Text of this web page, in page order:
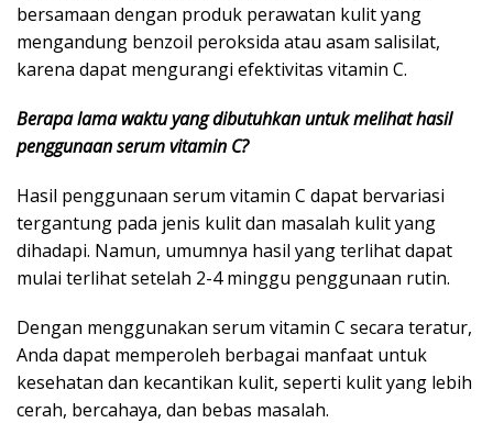
bersamaan dengan produk perawatan kulit yang
mengandung benzoil peroksida atau asam salisilat,
karena dapat mengurangi efektivitas vitamin C.
Berapa lama waktu yang dibutuhkan untuk melihat hasil
penggunaan serum vitamin C?
Hasil penggunaan serum vitamin C dapat bervariasi
tergantung pada jenis kulit dan masalah kulit yang
dihadapi. Namun, umumnya hasil yang terlihat dapat
mulai terlihat setelah 2-4 minggu penggunaan rutin.
Dengan menggunakan serum vitamin C secara teratur,
Anda dapat memperoleh berbagai manfaat untuk
kesehatan dan kecantikan kulit, seperti kulit yang lebih
cerah, bercahaya, dan bebas masalah.